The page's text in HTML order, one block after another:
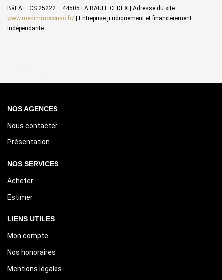
Bât A – CS 25222 – 44505 LA BAULE CEDEX | Adresse du site :
www.medimmoconso.fr/ | Entreprise juridiquement et financièrement
indépendante
NOS AGENCES
Nous contacter
Présentation
NOS SERVICES
Acheter
Estimer
LIENS UTILES
Mon compte
Nos honoraires
Mentions légales